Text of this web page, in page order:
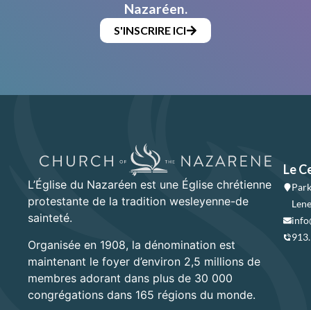
Nazaréen.
S'INSCRIRE ICI
L’Église du Nazaréen est une Église chrétienne
protestante de la tradition wesleyenne-de
sainteté.
Organisée en 1908, la dénomination est
maintenant le foyer d’environ 2,5 millions de
membres adorant dans plus de 30 000
congrégations dans 165 régions du monde.
Le